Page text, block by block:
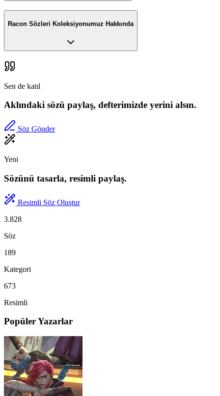
Racon Sözleri Koleksiyonumuz Hakkında
Sen de katıl
Aklındaki sözü paylaş, defterimizde yerini alsın.
Söz Gönder
Yeni
Sözünü tasarla, resimli paylaş.
Resimli Söz Oluştur
3.828
Söz
189
Kategori
673
Resimli
Popüler Yazarlar